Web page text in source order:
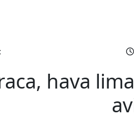
hava